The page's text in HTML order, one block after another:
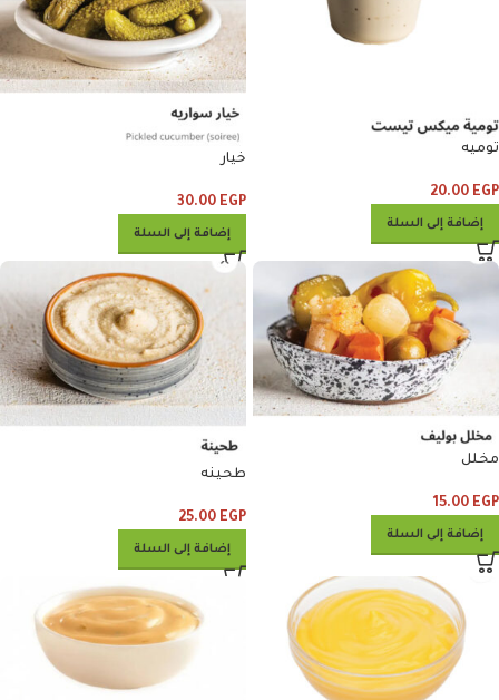
توميه
20.00 EGP
إضافة إلى السلة
خيار
30.00 EGP
إضافة إلى السلة
مخلل
15.00 EGP
إضافة إلى السلة
طحينه
25.00 EGP
إضافة إلى السلة